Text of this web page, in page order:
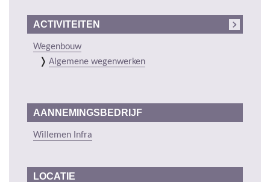
ACTIVITEITEN
Wegenbouw
Algemene wegenwerken
AANNEMINGSBEDRIJF
Willemen Infra
LOCATIE